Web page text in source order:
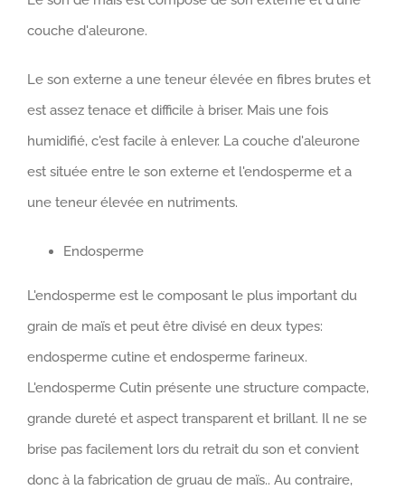
couche d'aleurone.
Le son externe a une teneur élevée en fibres brutes et
est assez tenace et difficile à briser. Mais une fois
humidifié, c'est facile à enlever. La couche d'aleurone
est située entre le son externe et l'endosperme et a
une teneur élevée en nutriments.
Endosperme
L'endosperme est le composant le plus important du
grain de maïs et peut être divisé en deux types:
endosperme cutine et endosperme farineux.
L'endosperme Cutin présente une structure compacte,
grande dureté et aspect transparent et brillant. Il ne se
brise pas facilement lors du retrait du son et convient
donc à la fabrication de gruau de maïs.. Au contraire,